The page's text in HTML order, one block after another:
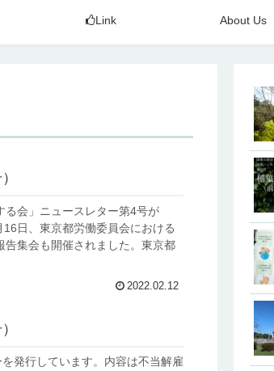
Link About Us
る会」ニュースレター第4号が
日、東京都労働委員会における
集会も開催されました。東京都
2022.02.12
発行しています。内容は不当解雇